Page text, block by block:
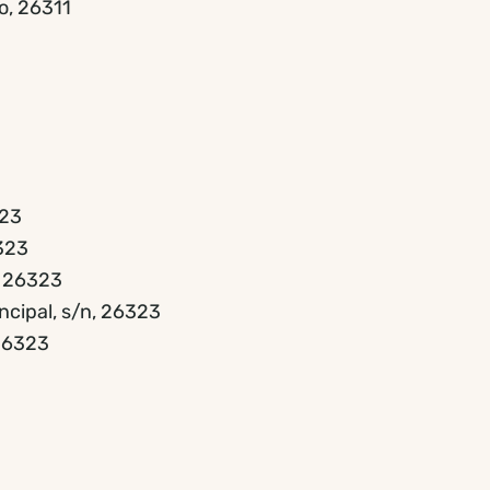
26311
26323
s/n, 26323